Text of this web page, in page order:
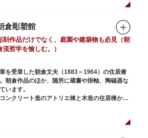
倉彫塑館
刻作品だけでなく、庭園や建築物も必見（朝
流哲学を愉しむ。）
を受章した朝倉文夫（1883～1964）の住居兼
朝倉作品のほか、随所に蔵書や掛軸、陶磁器な
います。
ンクリート造のアトリエ棟と木造の住居棟から
和感なく調和しています。広く門戸を開放し弟
の教育の場としても使われました。巨石と樹木
典の池」を中心とした中庭、日本における屋上